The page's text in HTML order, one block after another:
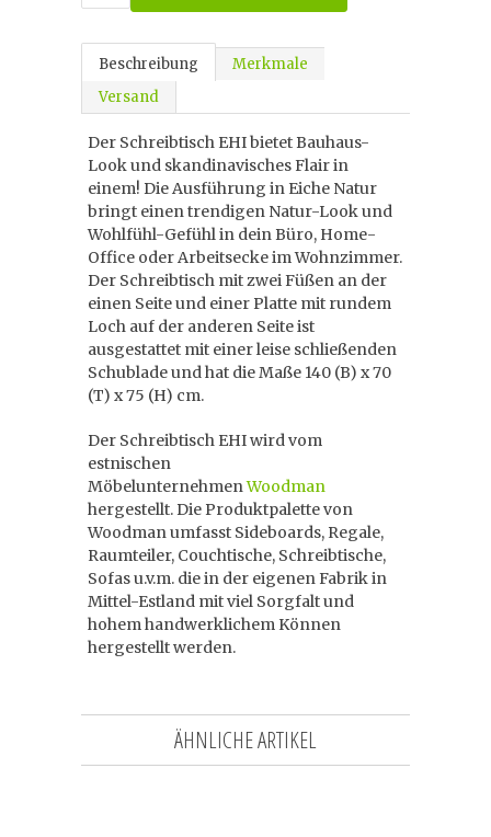
Beschreibung
Merkmale
Versand
Der Schreibtisch EHI bietet Bauhaus-
Look und skandinavisches Flair in
einem! Die Ausführung in Eiche Natur
bringt einen trendigen Natur-Look und
Wohlfühl-Gefühl in dein Büro, Home-
Office oder Arbeitsecke im Wohnzimmer.
Der Schreibtisch mit zwei Füßen an der
einen Seite und einer Platte mit rundem
Loch auf der anderen Seite ist
ausgestattet mit einer leise schließenden
Schublade und hat die Maße 140 (B) x 70
(T) x 75 (H) cm.
Der Schreibtisch EHI wird vom
estnischen
MöbelunternehmenWoodman
hergestellt. Die Produktpalette von
Woodman umfasst Sideboards, Regale,
Raumteiler, Couchtische, Schreibtische,
Sofas u.v.m. die in der eigenen Fabrik in
Mittel-Estland mit viel Sorgfalt und
hohem handwerklichem Können
hergestellt werden.
ÄHNLICHE ARTIKEL